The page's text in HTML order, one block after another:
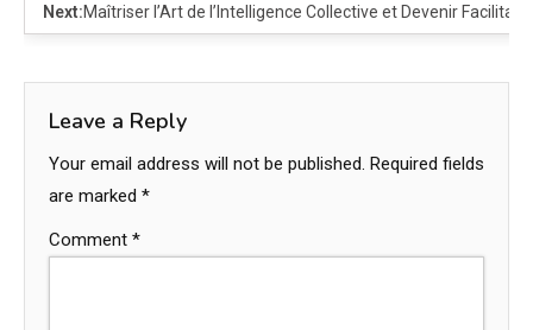
Next:Maîtriser l’Art de l’Intelligence Collective et Devenir
Leave a Reply
Your email address will not be published. Required fields
are marked *
Comment *